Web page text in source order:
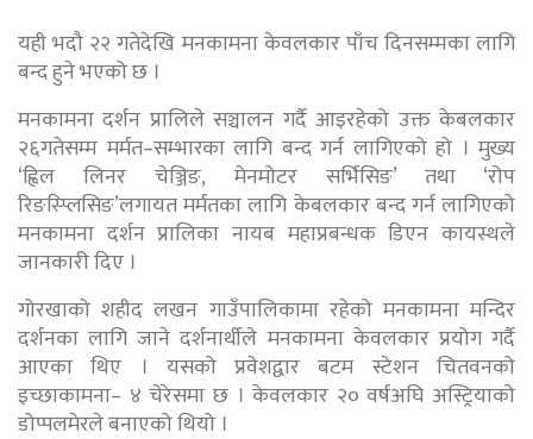
यही भदौ २२ गतेदेखि मनकामना केवलकार पाँच दिनसम्मका लागि
बन्द हुने भएको छ ।
मनकामना दर्शन प्रालिले सञ्चालन गर्दै आइरहेको उक्त केबलकार
२६गतेसम्म मर्मत–सम्भारका लागि बन्द गर्न लागिएको हो । मुख्य
‘ह्विल लिनर चेञ्जिङ, मेनमोटर सर्भिसिङ’ तथा ‘रोप
रिङस्प्लिसिङ’लगायत मर्मतका लागि केबलकार बन्द गर्न लागिएको
मनकामना दर्शन प्रालिका नायब महाप्रबन्धक डिएन कायस्थले
जानकारी दिए ।
गोरखाको शहीद लखन गाउँपालिकामा रहेको मनकामना मन्दिर
दर्शनका लागि जाने दर्शनार्थीले मनकामना केवलकार प्रयोग गर्दै
आएका थिए । यसको प्रवेशद्वार बटम स्टेशन चितवनको
इच्छाकामना– ४ चेरेसमा छ । केवलकार २० वर्षअघि अस्ट्रियाको
डोप्पलमेरले बनाएको थियो ।